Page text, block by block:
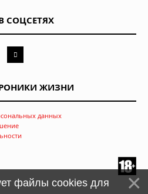
СОЦСЕТЯХ
ЖИЗНИ
данных
файлы cookies для